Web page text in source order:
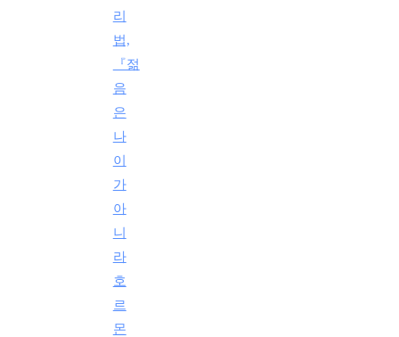
리
법,
『젊
음
은
나
이
가
아
니
라
호
르
몬